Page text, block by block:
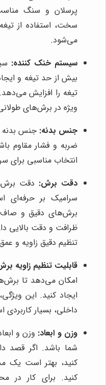
پرسلان و سنگ
سخت، استفاده از
می‌شود.
سیستم خنک کننده:
بیش از حد تیغه و
تیغه را افزایش
ویژه در برش‌های
جنس بدنه: جنس بدنه
ضربه و فشار مقاوم
انتخاب مناسبی برای
دقت برش: دقت
سرامیک بر حرفه‌ای
برش‌های دقیق و صاف
ظرافت و دقت بالایی
تنظیم دقیق زاویه و
قابلیت تنظیم زاویه
امکان می‌دهد تا
ایجاد کنید. این
داخلی، بسیار
وزن و ابعاد: وزن و
شما باشد. اگر قصد
کنید، بهتر است یک
کنید. برای کار در